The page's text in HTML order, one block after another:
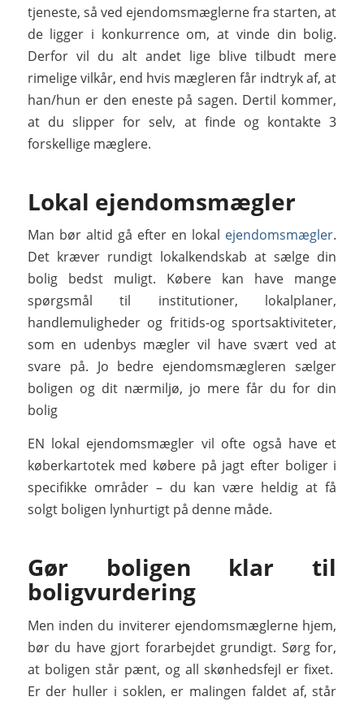
tjeneste, så ved ejendomsmæglerne fra starten, at
de ligger i konkurrence om, at vinde din bolig.
Derfor vil du alt andet lige blive tilbudt mere
rimelige vilkår, end hvis mægleren får indtryk af, at
han/hun er den eneste på sagen. Dertil kommer,
at du slipper for selv, at finde og kontakte 3
forskellige mæglere.
Lokal ejendomsmægler
Man bør altid gå efter en lokal ejendomsmægler.
Det kræver rundigt lokalkendskab at sælge din
bolig bedst muligt. Købere kan have mange
spørgsmål til institutioner, lokalplaner,
handlemuligheder og fritids-og sportsaktiviteter,
som en udenbys mægler vil have svært ved at
svare på. Jo bedre ejendomsmægleren sælger
boligen og dit nærmiljø, jo mere får du for din
bolig
EN lokal ejendomsmægler vil ofte også have et
køberkartotek med købere på jagt efter boliger i
specifikke områder – du kan være heldig at få
solgt boligen lynhurtigt på denne måde.
Gør boligen klar til
boligvurdering
Men inden du inviterer ejendomsmæglerne hjem,
bør du have gjort forarbejdet grundigt. Sørg for,
at boligen står pænt, og all skønhedsfejl er fixet.
Er der huller i soklen, er malingen faldet af, står